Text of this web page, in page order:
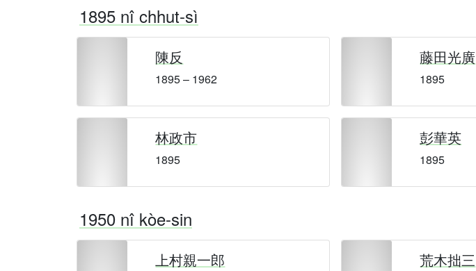
1895 nî chhut-sì
陳反
1895 – 1962
藤田光廣
1895
林政市
1895
彭華英
1895
1950 nî kòe-sin
上村親一郎 荒木拙三